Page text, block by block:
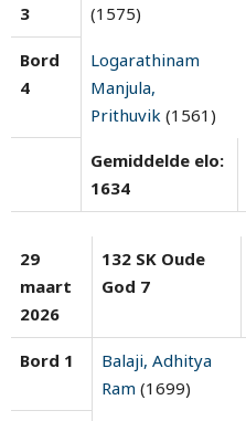
3
(1575)
Bord
4
Logarathinam
Manjula,
Prithuvik (1561)
Gemiddelde elo:
1634
29
maart
2026
132 SK Oude
God 7
Bord 1
Balaji, Adhitya
Ram (1699)